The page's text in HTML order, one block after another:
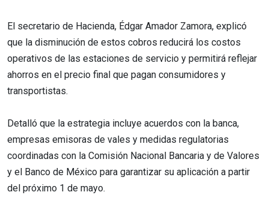
El secretario de Hacienda, Édgar Amador Zamora, explicó
que la disminución de estos cobros reducirá los costos
operativos de las estaciones de servicio y permitirá reflejar
ahorros en el precio final que pagan consumidores y
transportistas.
Detalló que la estrategia incluye acuerdos con la banca,
empresas emisoras de vales y medidas regulatorias
coordinadas con la Comisión Nacional Bancaria y de Valores
y el Banco de México para garantizar su aplicación a partir
del próximo 1 de mayo.